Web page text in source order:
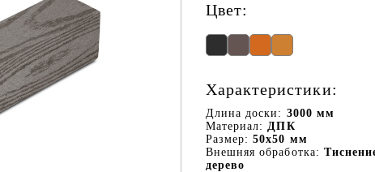
Цвет:
Характеристики:
Длина доски: 3000 мм
Материал: ДПК
Размер: 50х50 мм
Внешняя обработка:
дерево